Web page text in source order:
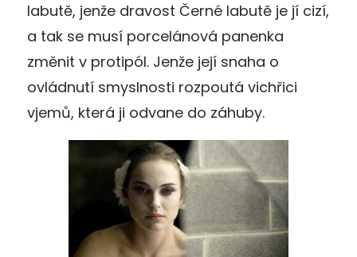
labutě, jenže dravost Černé labutě je jí cizí,
a tak se musí porcelánová panenka
změnit v protipól. Jenže její snaha o
ovládnutí smyslnosti rozpoutá vichřici
vjemů, která ji odvane do záhuby.